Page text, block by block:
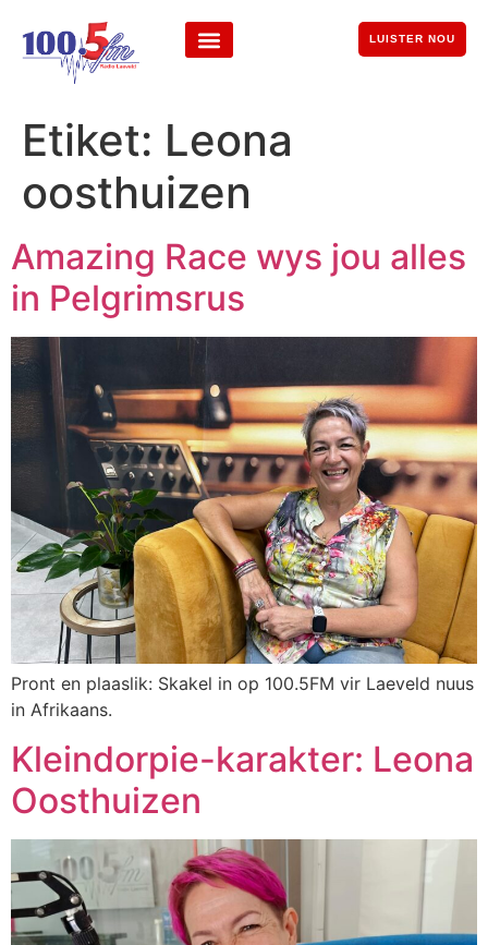
LUISTER NOU
Etiket: Leona
oosthuizen
Amazing Race wys jou alles
in Pelgrimsrus
Pront en plaaslik: Skakel in op 100.5FM vir Laeveld nuus
in Afrikaans.
Kleindorpie-karakter: Leona
Oosthuizen